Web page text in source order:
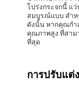
บ้าน
วิดีโอ
โปร่งกระจกนี้ แ
สมบูรณ์แบบ สําห
ดังนั้น หากคุณกํา
คุณภาพสูง ที่สาม
ที่สุด
การปรับแต่